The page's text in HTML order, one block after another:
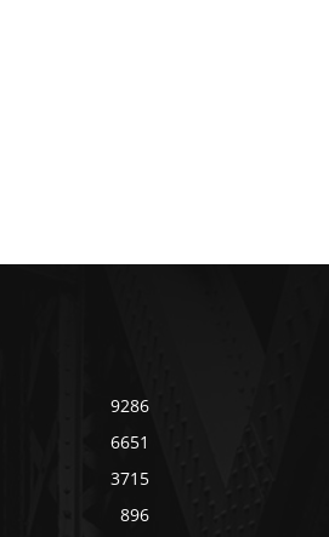
9286
6651
3715
896